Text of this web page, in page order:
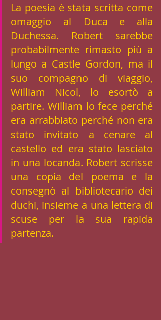
La poesia è stata scritta come
omaggio al Duca e alla
Duchessa. Robert sarebbe
probabilmente rimasto più a
lungo a Castle Gordon, ma il
suo compagno di viaggio,
William Nicol, lo esortò a
partire. William lo fece perché
era arrabbiato perché non era
stato invitato a cenare al
castello ed era stato lasciato
in una locanda. Robert scrisse
una copia del poema e la
consegnò al bibliotecario dei
duchi, insieme a una lettera di
scuse per la sua rapida
partenza.